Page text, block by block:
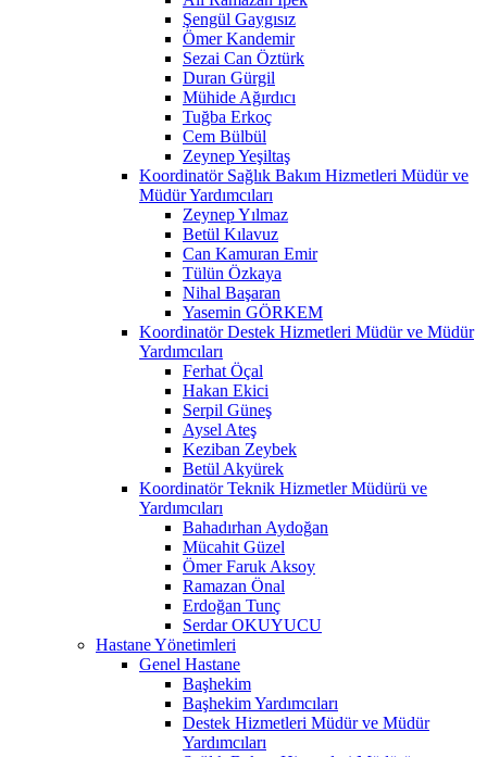
Şengül Gaygısız
Ömer Kandemir
Sezai Can Öztürk
Duran Gürgil
Mühide Ağırdıcı
Tuğba Erkoç
Cem Bülbül
Zeynep Yeşiltaş
Koordinatör Sağlık Bakım Hizmetleri Müdür ve
Müdür Yardımcıları
Zeynep Yılmaz
Betül Kılavuz
Can Kamuran Emir
Tülün Özkaya
Nihal Başaran
Yasemin GÖRKEM
Koordinatör Destek Hizmetleri Müdür ve Müdür
Yardımcıları
Ferhat Öçal
Hakan Ekici
Serpil Güneş
Aysel Ateş
Keziban Zeybek
Betül Akyürek
Koordinatör Teknik Hizmetler Müdürü ve
Yardımcıları
Bahadırhan Aydoğan
Mücahit Güzel
Ömer Faruk Aksoy
Ramazan Önal
Erdoğan Tunç
Serdar OKUYUCU
Hastane Yönetimleri
Genel Hastane
Başhekim
Başhekim Yardımcıları
Destek Hizmetleri Müdür ve Müdür
Yardımcıları